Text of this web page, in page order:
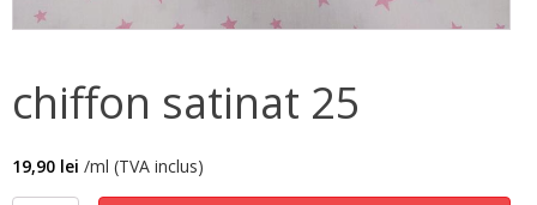
chiffon satinat 25
19,90 lei /ml (TVA inclus)